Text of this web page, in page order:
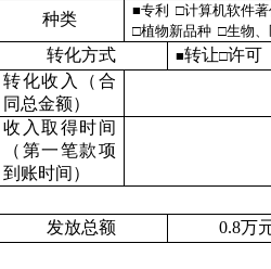
种类
■专利 □计算机软件
□植物新品种 □生物
转化方式 ■转让□许可
转化收入（合
同总金额）
收入取得时间
（第一笔款项
到账时间）
发放总额
0.8万